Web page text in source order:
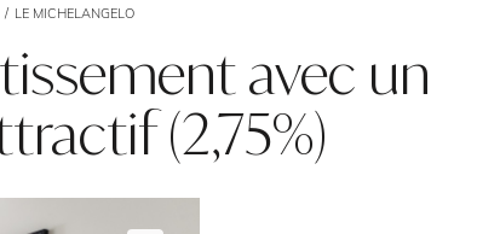
LE MICHELANGELO
avec un
(2,75%)